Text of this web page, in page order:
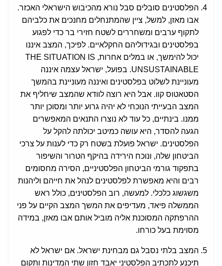
הפלסטינים סובלים סבל נורא מהכיבוש הישראלי האכזר.
אבו מאזן, למשל, ציין שהמתנחלים מחנכים את כלביהם
לתקוף ערבים ומשחררים לשטח חזירי בר כדי לפגוע
בפלסטינים ובגידוליהם החקלאיים. לפיכך, המצב איננו
יכול להימשך, או במלים אחרות, THE SITUATION IS
UNSUSTAINABLE. בפועל, ישראל עצמה איננה
מעוניינת לשלוט בפלסטינים ואיננה מעוניינת בהמשך
הסטאטוס קוו. אבל היא רוצה לוודא שהמצב שיחליף את
המצב הבעייתי הנוכחי לא יהיה גרוע יותר ומסוכן יותר
ממנו. בינתיים, כל עוד לא נוצרו התנאים המאפשרים
הגעה להסדר, היא עושה כמיטב יכולתה להקל על
הפלסטינים. ישראל פועלת בשטח רק כדי לענות על צרכי
הביטחון שלה, ונוכח הירידה בהיקף הטרור והשיפור
בתפקוד גורמי הביטחון הפלסטיניים, הסירה מחסומים
רבים והיא מאפשרת לפלסטינים לנהל את חייהם וליהנות
משגשוג כלכלי. למעשה, רוב הפלסטינים, כולל ראש
הממשלה פיאד, מעדיפים את המשך המצב הקיים על פני
ההרפתקה המסוכנת אליה מוביל אותם אבו מאזן, במידה
מסוימת בעל כורחו.
המצב בלתי נסבל גם מבחינת ישראל. אם ישראל לא
תיכנע לתכתיב הפלסטיני יאבד חזון שתי המדינות ותקום